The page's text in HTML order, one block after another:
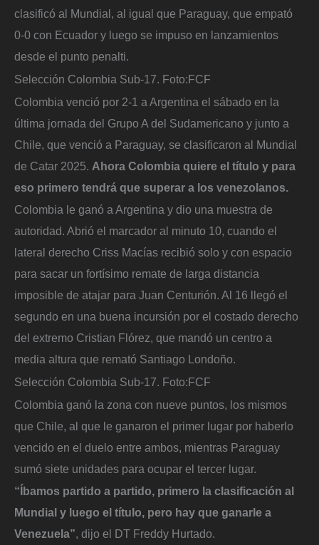
clasificó al Mundial, al igual que Paraguay, que empató
0-0 con Ecuador y luego se impuso en lanzamientos
desde el punto penalti.
Selección Colombia Sub-17. Foto:FCF
Colombia venció por 2-1 a Argentina el sábado en la
última jornada del Grupo A del Sudamericano y junto a
Chile, que venció a Paraguay, se clasificaron al Mundial
de Catar 2025. Ahora Colombia quiere el título y para
eso primero tendrá que superar a los venezolanos.
Colombia le ganó a Argentina y dio una muestra de
autoridad. Abrió el marcador al minuto 10, cuando el
lateral derecho Criss Macías recibió solo y con espacio
para sacar un fortísimo remate de larga distancia
imposible de atajar para Juan Centurión. Al 16 llegó el
segundo en una buena incursión por el costado derecho
del extremo Cristian Flórez, que mandó un centro a
media altura que remató Santiago Londoño.
Selección Colombia Sub-17. Foto:FCF
Colombia ganó la zona con nueve puntos, los mismos
que Chile, al que le ganaron el primer lugar por haberlo
vencido en el duelo entre ambos, mientras Paraguay
sumó siete unidades para ocupar el tercer lugar.
“Íbamos partido a partido, primero la clasificación al
Mundial y luego el título, pero hay que ganarle a
Venezuela”, dijo el DT Freddy Hurtado.